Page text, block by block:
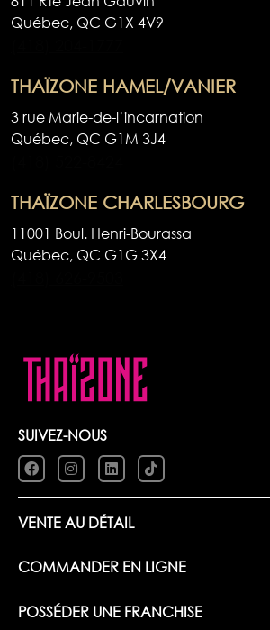
Québec, QC G1X 4V9
THAÏZONE HAMEL/VANIER
3 rue Marie-de-l’incarnation
Québec, QC G1M 3J4
THAÏZONE CHARLESBOURG
11001 Boul. Henri-Bourassa
Québec, QC G1G 3X4
SUIVEZ-NOUS
VENTE AU DÉTAIL
COMMANDER EN LIGNE
POSSÉDER UNE FRANCHISE